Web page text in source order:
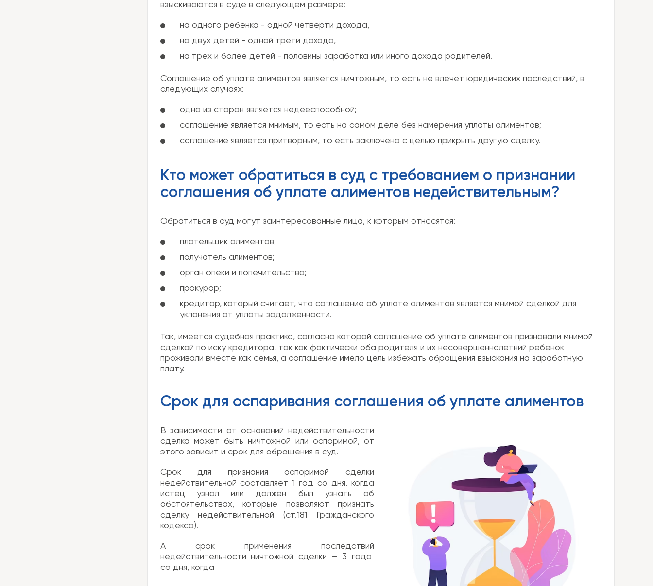
взыскиваются в суде в следующем размере:
на одного ребенка - одной четверти дохода,
на двух детей - одной трети дохода,
на трех и более детей - половины заработка или иного дохода родителей.
Соглашение об уплате алиментов является ничтожным, то есть не влечет юридических последствий, в
следующих случаях:
одна из сторон является недееспособной;
соглашение является мнимым, то есть на самом деле без намерения уплаты алиментов;
соглашение является притворным, то есть заключено с целью прикрыть другую сделку.
Кто может обратиться в суд с требованием о признании
соглашения об уплате алиментов недействительным?
Обратиться в суд могут заинтересованные лица, к которым относятся:
плательщик алиментов;
получатель алиментов;
орган опеки и попечительства;
прокурор;
кредитор, который считает, что соглашение об уплате алиментов является мнимой сделкой для
уклонения от уплаты задолженности.
Так, имеется судебная практика, согласно которой соглашение об уплате алиментов признавали мнимой
сделкой по иску кредитора, так как фактически оба родителя и их несовершеннолетний ребенок
проживали вместе как семья, а соглашение имело цель избежать обращения взыскания на заработную
плату.
Срок для оспаривания соглашения об уплате алиментов
В зависимости от оснований недействительности
сделка может быть ничтожной или оспоримой, от
этого зависит и срок для обращения в суд.
Срок для признания оспоримой сделки
недействительной составляет 1 год со дня, когда
истец узнал или должен был узнать об
обстоятельствах, которые позволяют признать
сделку недействительной (ст.181 Гражданского
кодекса).
А срок применения последствий
недействительности ничтожной сделки – 3 года
со дня, когда